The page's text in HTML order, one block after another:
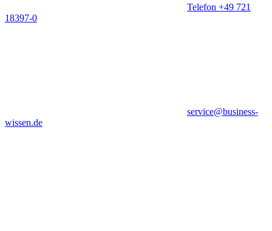
Telefon +49 721
18397-0
service@business-
wissen.de